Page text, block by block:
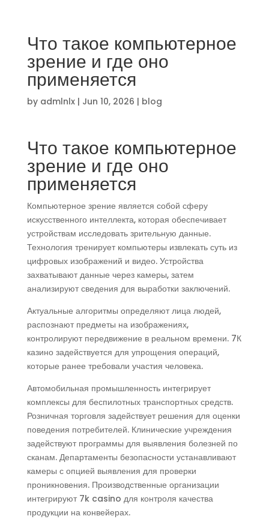
Что такое компьютерное
зрение и где оно
применяется
by admlnlx| Jun 10, 2026 | blog
Что такое компьютерное
зрение и где оно
применяется
Компьютерное зрение является собой сферу
искусственного интеллекта, которая обеспечивает
устройствам исследовать зрительную данные.
Технология тренирует компьютеры извлекать суть из
цифровых изображений и видео. Устройства
захватывают данные через камеры, затем
анализируют сведения для выработки заключений.
Актуальные алгоритмы определяют лица людей,
распознают предметы на изображениях,
контролируют передвижение в реальном времени. 7К
казино задействуется для упрощения операций,
которые ранее требовали участия человека.
Автомобильная промышленность интегрирует
комплексы для беспилотных транспортных средств.
Розничная торговля задействует решения для оценки
поведения потребителей. Клинические учреждения
задействуют программы для выявления болезней по
сканам. Департаменты безопасности устанавливают
камеры с опцией выявления для проверки
проникновения. Производственные организации
интегрируют 7k casino для контроля качества
продукции на конвейерах.